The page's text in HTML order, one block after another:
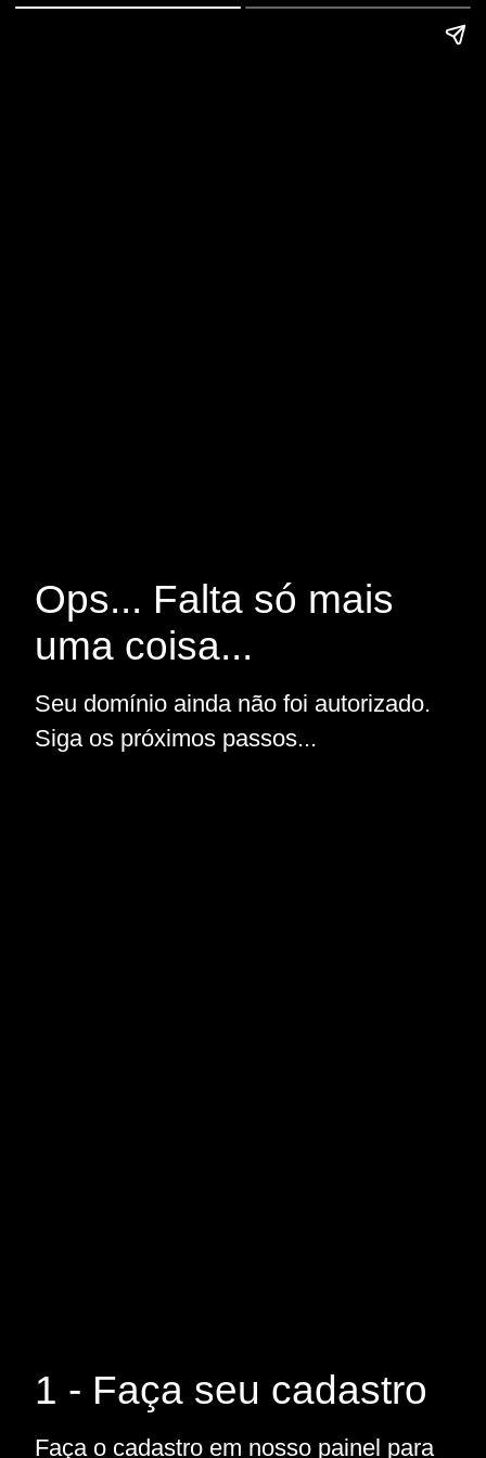
Ops... Falta só mais
uma coisa...
Seu domínio ainda não foi autorizado.
Siga os próximos passos...
1 - Faça seu cadastro
Faça o cadastro em nosso painel para